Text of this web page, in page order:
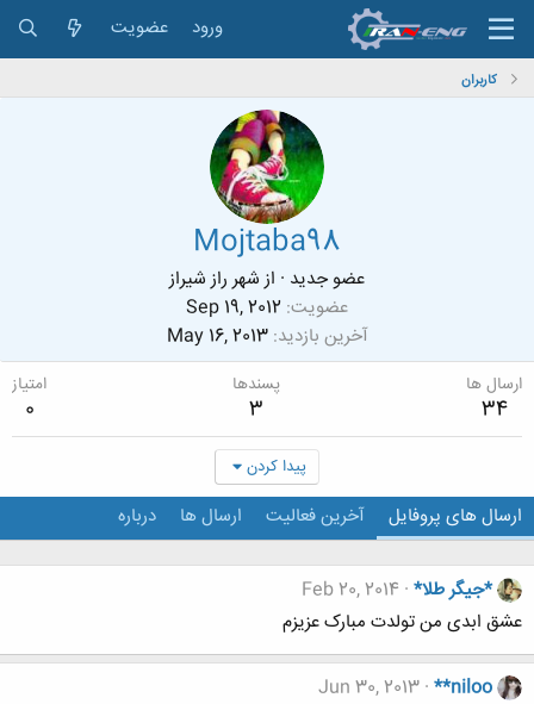
ورود عضویت
کاربران
Mojtaba98
عضو جدید · از شهر راز شیراز
عضویت Sep 19, 2012
آخرین بازدید May 16, 2013
ارسال ها
34
پسندها
3
امتیاز
0
پیدا کردن
ارسال های پروفایل آخرین فعالیت ارسال ها درباره
*جیگر طلا* Feb 20, 2014
عشق ابدی من تولدت مبارک عزیزم
**niloo
Jun 30, 2013